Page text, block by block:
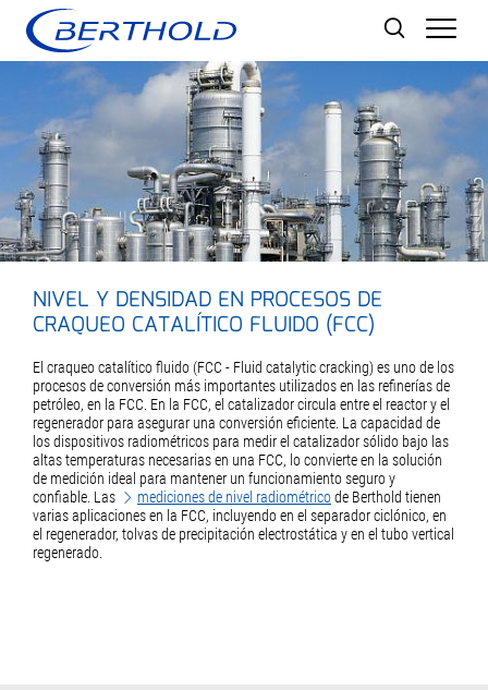
NIVEL Y DENSIDAD EN PROCESOS DE
CRAQUEO CATALÍTICO FLUIDO (FCC)
El craqueo catalítico fluido (FCC - Fluid catalytic cracking) es uno de los
procesos de conversión más importantes utilizados en las refinerías de
petróleo, en la FCC. En la FCC, el catalizador circula entre el reactor y el
regenerador para asegurar una conversión eficiente. La capacidad de
los dispositivos radiométricos para medir el catalizador sólido bajo las
altas temperaturas necesarias en una FCC, lo convierte en la solución
de medición ideal para mantener un funcionamiento seguro y
confiable. Las
mediciones de nivel radiométricode Berthold tienen
varias aplicaciones en la FCC, incluyendo en el separador ciclónico, en
el regenerador, tolvas de precipitación electrostática y en el tubo vertical
regenerado.